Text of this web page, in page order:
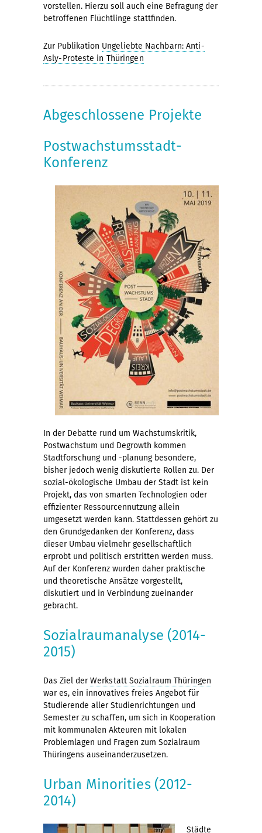
vorstellen. Hierzu soll auch eine Befragung der
betroffenen Flüchtlinge stattfinden.
Zur Publikation Ungeliebte Nachbarn: Anti-
Asly-Proteste in Thüringen
Abgeschlossene Projekte
Postwachstumsstadt-
Konferenz
In der Debatte rund um Wachstumskritik,
Postwachstum und Degrowth kommen
Stadtforschung und -planung besondere,
bisher jedoch wenig diskutierte Rollen zu. Der
sozial-ökologische Umbau der Stadt ist kein
Projekt, das von smarten Technologien oder
effizienter Ressourcennutzung allein
umgesetzt werden kann. Stattdessen gehört zu
den Grundgedanken der Konferenz, dass
dieser Umbau vielmehr gesellschaftlich
erprobt und politisch erstritten werden muss.
Auf der Konferenz wurden daher praktische
und theoretische Ansätze vorgestellt,
diskutiert und in Verbindung zueinander
gebracht.
Sozialraumanalyse (2014-
2015)
Das Ziel derWerkstatt Sozialraum Thüringen
war es, ein innovatives freies Angebot für
Studierende aller Studienrichtungen und
Semester zu schaffen, um sich in Kooperation
mit kommunalen Akteuren mit lokalen
Problemlagen und Fragen zum Sozialraum
Thüringens auseinanderzusetzen.
Urban Minorities (2012-
2014)
Städte